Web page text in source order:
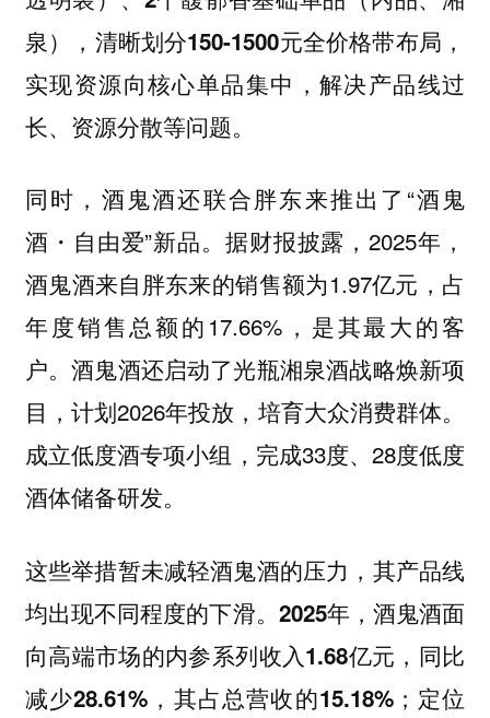
泉），清晰划分150-1500元全价格带布局，
实现资源向核心单品集中，解决产品线过
长、资源分散等问题。
同时，酒鬼酒还联合胖东来推出了“酒鬼
酒・自由爱”新品。据财报披露，2025年，
酒鬼酒来自胖东来的销售额为1.97亿元，占
年度销售总额的17.66%，是其最大的客
户。酒鬼酒还启动了光瓶湘泉酒战略焕新项
目，计划2026年投放，培育大众消费群体。
成立低度酒专项小组，完成33度、28度低度
酒体储备研发。
这些举措暂未减轻酒鬼酒的压力，其产品线
均出现不同程度的下滑。2025年，酒鬼酒面
向高端市场的内参系列收入1.68亿元，同比
减少28.61%，其占总营收的15.18%；定位